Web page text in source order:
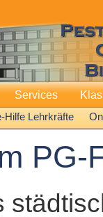
Hilfe Lehrkräfte
Services
PG-